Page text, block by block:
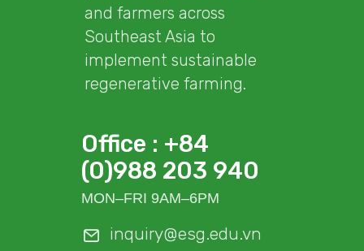
and farmers across
Southeast Asia to
implement sustainable
regenerative farming.
Office : +84
(0)988 203 940
MON–FRI 9AM–6PM
inquiry@esg.edu.vn